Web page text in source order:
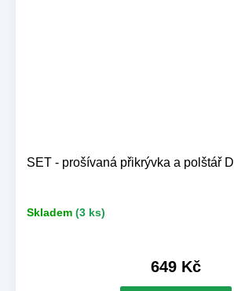
SET - prošívaná přikrývka a polštář
Skladem (3 ks)
649 Kč